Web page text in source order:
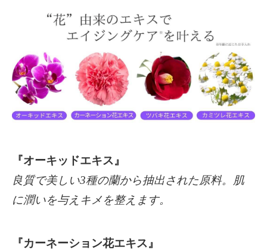
『オーキッドエキス』
良質で美しい3種の蘭から抽出された原料。肌
に潤いを与えキメを整えます。
『カーネーション花エキス』